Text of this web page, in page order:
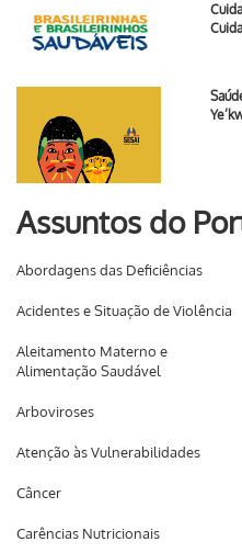
Assuntos do
Abordagens das Deficiências
Acidentes e Situação de Violência
Aleitamento Materno e
Alimentação Saudável
Arboviroses
Atenção às Vulnerabilidades
Câncer
Carências Nutricionais